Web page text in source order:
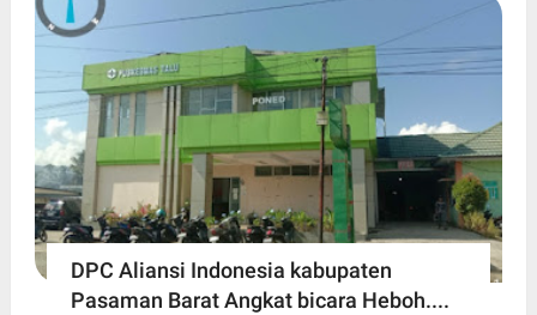
DPC Aliansi Indonesia kabupaten
Pasaman Barat Angkat bicara Heboh....